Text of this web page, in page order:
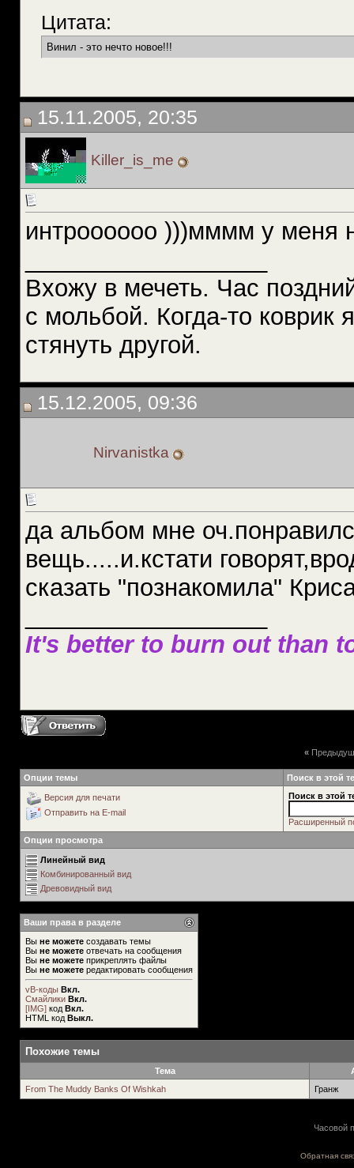
Цитата:
Винил - это нечто новое!!!
15.11.2005, 20:35
Killer_is_me
интроооооо )))мммм у меня
Вхожу в мечеть. Час
с мольбой. Когда-то коврик
стянуть другой.
15.12.2005, 09:36
Nirvanistka
да альбом мне
вещь.....и.кстати
сказать "познакомила"
It's better to burn out than
«
Опции темы Поиск в этой
Версия для печати
Отправить на E-mail
Поиск в этой
Расширенный
Опции просмотра
Линейный вид
Комбинированный вид
Древовидный вид
Ваши права в разделе
Вы не можете создавать темы
Вы не можете отвечать на сообщения
Вы не можете прикреплять файлы
Вы не можете редактировать сообщения
vB-коды Вкл.
Смайлики Вкл.
[IMG] код Вкл.
HTML код Выкл.
Похожие темы
Тема
From The Muddy Banks Of Wishkah
Гранж
Часовой
Обратная